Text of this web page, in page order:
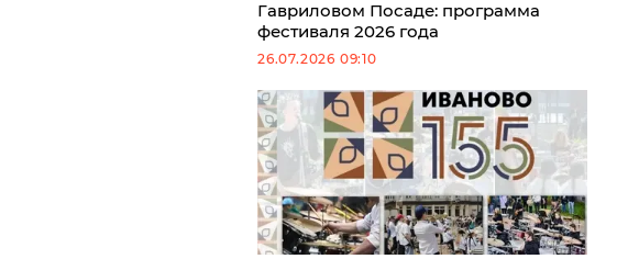
Гавриловом Посаде: программа
фестиваля 2026 года
26.07.2026 09:10